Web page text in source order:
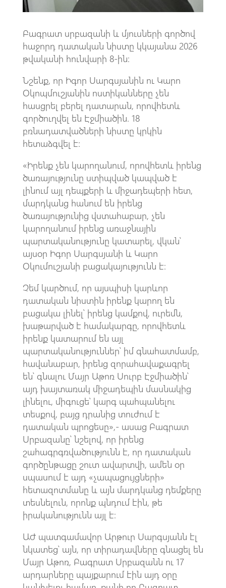
Բագրատ սրբազանի և մյուսների գործով
հաջորդ դատական նիստը կկայանա 2026
թվականի հունվարի 8-ին:
Նշենք, որ Իգոր Սարգսյանին ու Կարո
Օկոպմուշյանին ոստիկանները չեն
հասցրել բերել դատարան, որովհետև
գործուղվել են Էջմիածին. 18
բռնադատվածների նիստը կրկին
հետաձգվել է:
«Իրենք չեն կարողանում, որովհետև իրենց
ծառայությունը ստիպված կապված է
լինում այլ դեպքերի և միջադեպերի հետ,
մարդկանց հանում են իրենց
ծառայությունից վստահաբար, չեն
կարողանում իրենց առաջնային
պարտականությունը կատարել, վկան՝
այսօր Իգոր Սարգսյանի և Կարո
Օկումուշյանի բացակայությունն է։
Չեմ կարծում, որ այսպիսի կարևոր
դատական նիստին իրենք կարող են
բացակա լինել՝ իրենց կամքով, ուրեմն,
խաթարված է համակարգը, որովհետև
իրենք կատարում են այլ
պարտականություններ՝ իմ գնահատմամբ,
հավանաբար, իրենց զորահավաքագրել
են՝ գնալու Մայր Աթոռ Սուրբ Էջմիածին՝
այդ խայտառակ միջադեպին մասնակից
լինելու, միգուցե՝ կարգ պահպանելու
տեսքով, բայց դրանից տուժում է
դատական պրոցեսը»,- ասաց Բագրատ
Սրբազանը՝ նշելով, որ իրենց
շահագրգռվածությունն է, որ դատական
գործընթացը շուտ ավարտվի, ամեն օր
սպասում է այդ «չապացույցների»
հետազոտմանը և այն մարդկանց դեմքերը
տեսնելուն, որոնք պնդում էին, թե
իրականությունն այլ է։
ԱԺ պատգամավոր Արթուր Սարգսյանն էլ
նկատեց՝ այն, որ տիրադավները գնացել են
Մայր Աթոռ, Բագրատ Սրբազանն ու 17
արդարները պայքարում էին այդ օրը